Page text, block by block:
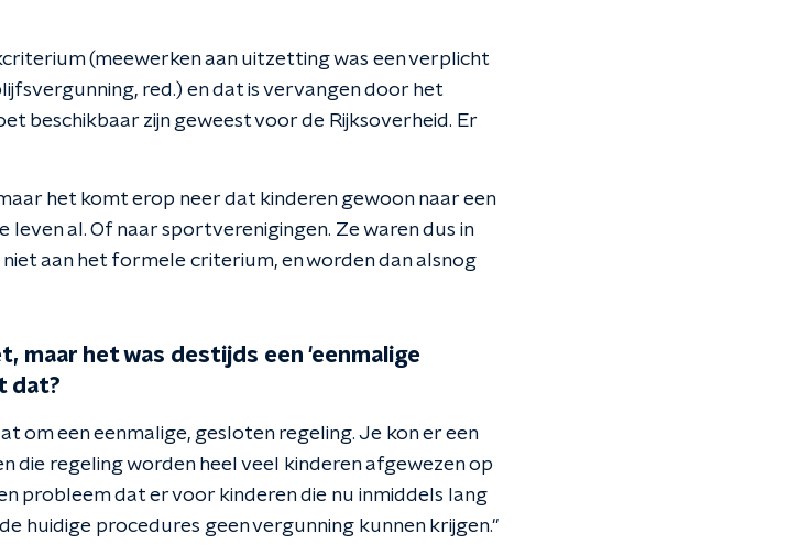
(meewerken aan uitzetting was een verplicht
red.) en dat is vervangen door het
beschikbaar zijn geweest voor de Rijksoverheid. Er
het komt erop neer dat kinderen gewoon naar een
leven al. Of naar sportverenigingen. Ze waren dus in
aan het formele criterium, en worden dan alsnog
maar het was destijds een 'eenmalige
dat?
om een eenmalige, gesloten regeling. Je kon er een
die regeling worden heel veel kinderen afgewezen op
probleem dat er voor kinderen die nu inmiddels lang
huidige procedures geen vergunning kunnen krijgen."